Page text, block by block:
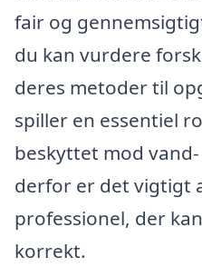
fair og
du kan vurdere
deres metoder til
spiller en essentiel
beskyttet mod
derfor er det vigtigt
professionel, der
korrekt.